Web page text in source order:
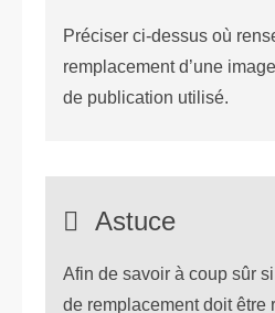
Préciser ci-dessus où
remplacement d’une
de publication utilisé.
Astuce
Afin de savoir à coup sûr
de remplacement doit être